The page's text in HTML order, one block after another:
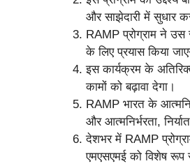
और साझेदारी में सुधार
RAMP प्रोग्राम ने
के लिए प्रयास किया
इस कार्यक्रम के
कामों को बढ़ावा देगा।
RAMP भारत के
और आत्मनिर्भरता,
देशभर में RAMP
एमएसएमई को विशेष रूप